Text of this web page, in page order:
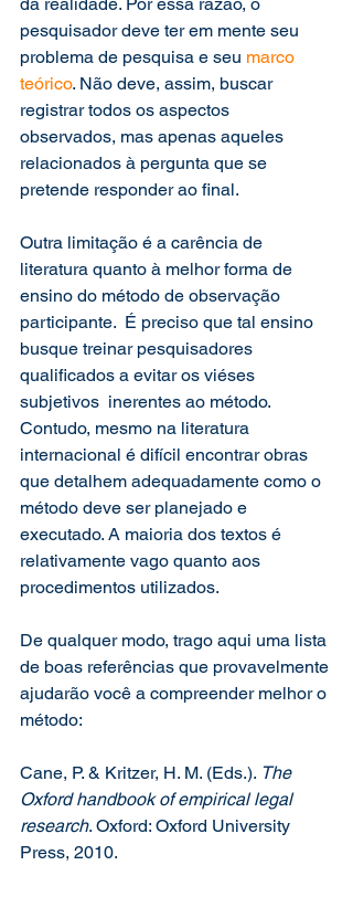
pesquisador deve ter em mente seu
problema de pesquisa e seu marco
teórico. Não deve, assim, buscar
registrar todos os aspectos
observados, mas apenas aqueles
relacionados à pergunta que se
pretende responder ao final.
Outra limitação é a carência de
literatura quanto à melhor forma de
ensino do método de observação
participante.  É preciso que tal ensino
busque treinar pesquisadores
qualificados a evitar os viéses
subjetivos  inerentes ao método.
Contudo, mesmo na literatura
internacional é difícil encontrar obras
que detalhem adequadamente como o
método deve ser planejado e
executado. A maioria dos textos é
relativamente vago quanto aos
procedimentos utilizados.
De qualquer modo, trago aqui uma lista
de boas referências que provavelmente
ajudarão você a compreender melhor o
método:
Cane, P. & Kritzer, H. M. (Eds.). The
Oxford handbook of empirical legal
research. Oxford: Oxford University
Press, 2010.